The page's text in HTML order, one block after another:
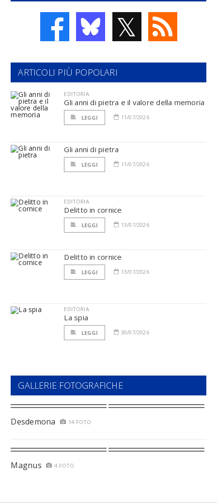
𝕏
ARTICOLI PIÙ POPOLARI
EDITORIA
Gli anni di pietra e il valore della memoria
LEGGI 11/07/2026
Gli anni di pietra
LEGGI 11/07/2026
EDITORIA
Delitto in cornice
LEGGI 13/07/2026
Delitto in cornice
LEGGI 13/07/2026
EDITORIA
La spia
LEGGI 30/07/2026
GALLERIE FOTOGRAFICHE
Desdemona 14 FOTO
Magnus 4 FOTO